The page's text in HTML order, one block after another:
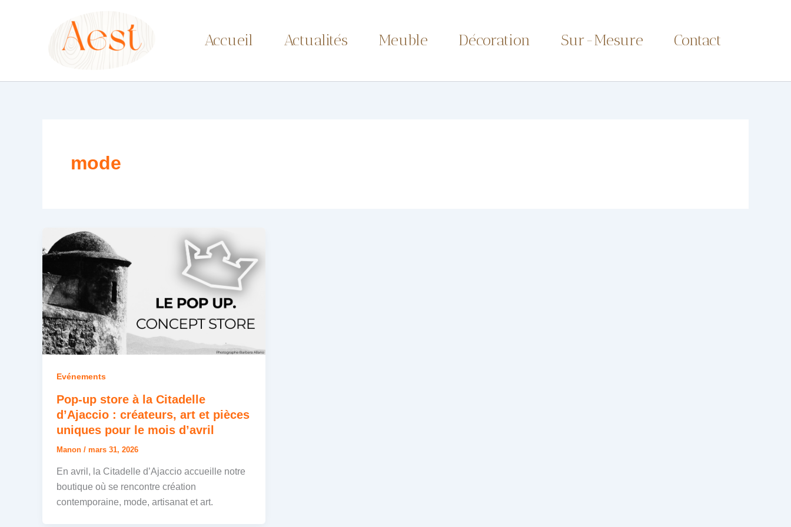
Accueil Actualités Meuble Décoration Sur-Mesure Contact
mode
Evénements
Pop-up store à la Citadelle
d’Ajaccio : créateurs, art et pièces
uniques pour le mois d’avril
Manon / mars 31, 2026
En avril, la Citadelle d’Ajaccio accueille notre
boutique où se rencontre création
contemporaine, mode, artisanat et art.